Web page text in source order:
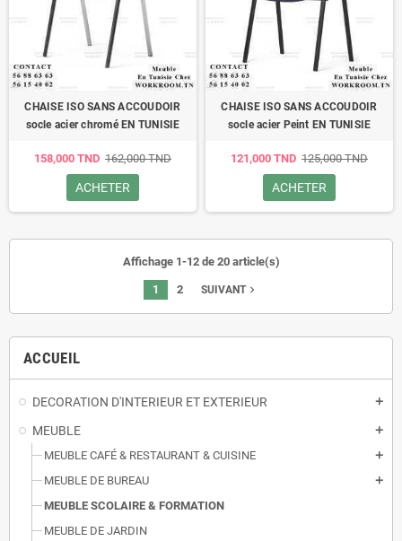
ACCUEIL
DECORATION D'INTERIEUR ET EXTERIEUR add
MEUBLE add
MEUBLE CAFÉ & RESTAURANT & CUISINE add
MEUBLE DE BUREAU add
MEUBLE SCOLAIRE & FORMATION
MEUBLE DE JARDIN
CHAISE ISO SANS ACCOUDOIR
socle acier chromé EN TUNISIE
158,000 TND 162,000 TND
ACHETER
CHAISE ISO SANS ACCOUDOIR
socle acier Peint EN TUNISIE
121,000 TND 125,000 TND
ACHETER
Affichage 1-12 de 20 article(s)
1 2 SUIVANTnavigate_next